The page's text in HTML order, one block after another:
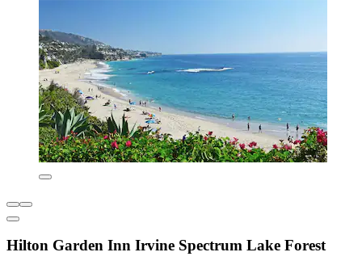
Hilton Garden Inn Irvine Spectrum Lake Forest